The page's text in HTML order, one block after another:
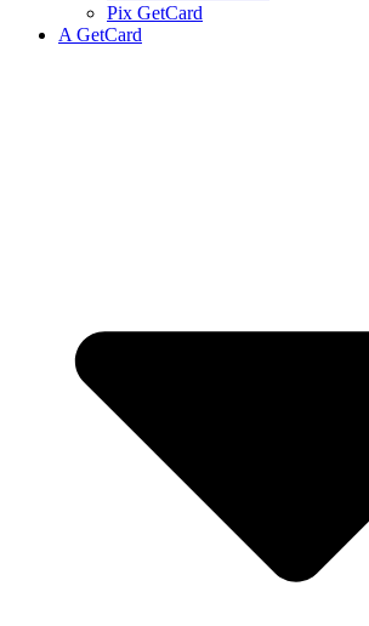
Pix GetCard
A GetCard